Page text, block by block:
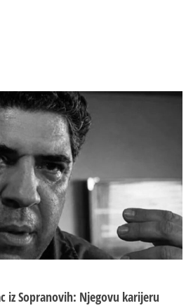
iz Sopranovih: Njegovu karijeru